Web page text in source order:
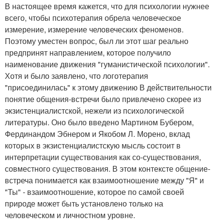
В настоящее время кажется, что для психологии нужнее
всего, чтобы психотерапия обрела человеческое
измерение, измерение человеческих феноменов.
Поэтому уместен вопрос, был ли этот шаг реально
предпринят направлением, которое получило
наименование движения "гуманистической психологии".
Хотя и было заявлено, что логотерапия
"присоединилась" к этому движению В действительности
понятие общения-встречи было привлечено скорее из
экзистенциалистской, нежели из психологической
литературы. Оно было введено Мартином Бубером,
Фердинандом Эбнером и Якобом Л. Морено, вклад
которых в экзистенциалистскую мысль состоит в
интерпретации существования как со-существования,
совместного существования. В этом контексте общение-
встреча понимается как взаимоотношение между "Я" и
"Ты" - взаимоотношение, которое по самой своей
природе может быть установлено только на
человеческом и личностном уровне.